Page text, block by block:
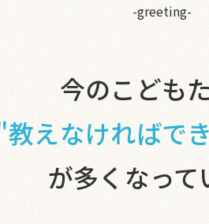
-greeting-
今のこども
えなければで
が多くなって